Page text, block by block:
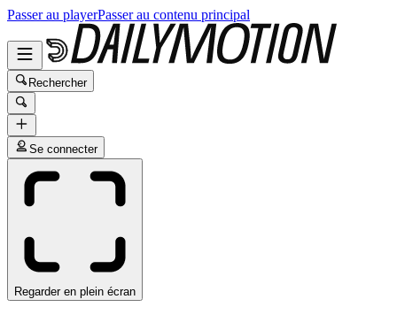
Passer au playerPasser au contenu principal
Rechercher
Se connecter
Regarder en plein écran